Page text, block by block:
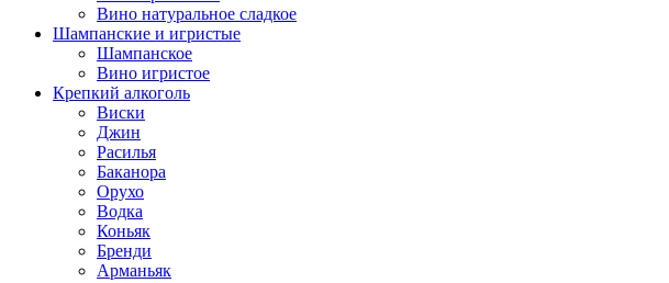
Вино натуральное сладкое
Шампанские и игристые
Шампанское
Вино игристое
Крепкий алкоголь
Виски
Джин
Расилья
Баканора
Орухо
Водка
Коньяк
Бренди
Арманьяк